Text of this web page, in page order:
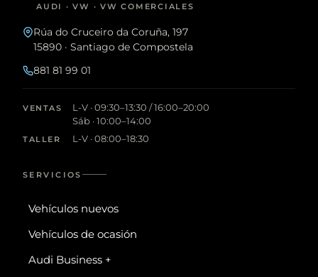
AUDI · VW · VW COMERCIALES
Rúa do Cruceiro da Coruña, 197
15890 · Santiago de Compostela
881 81 99 01
VENTAS
L-V · 09:30–13:30 / 16:00–20:00
Sáb · 10:00–14:00
TALLER L-V · 08:00–18:30
SERVICIOS
Vehículos nuevos
Vehículos de ocasión
Audi Business +